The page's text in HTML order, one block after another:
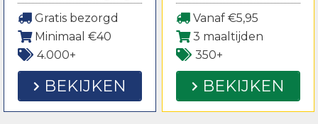
Gratis bezorgd
Minimaal €40
4.000+
BEKIJKEN
Vanaf €5,95
3 maaltijden
350+
BEKIJKEN